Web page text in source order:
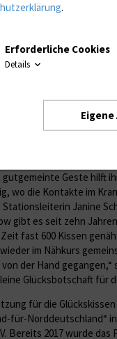
Auch in diesem
der Hämatologie
selbstgenähte
den Patienten Mut
Beitrag leisten, um
Unser Nähkurs ist
Lehrerin der Freien
es sehr gut zu wissen,
tun möchten. Sie wissen
Geste hilft
wo die Kontakte im
Janine
gibt es seit zehn
fast 600 Kissen
im Nähkurs
der Hand gegangen,“
Glücksbotschaft für
für die
für-Norddeutschland“
Bereits 2017 wurde das
.
Erforderliche Cookies
Details